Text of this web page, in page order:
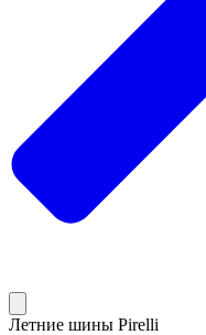
Летние шины Pirelli